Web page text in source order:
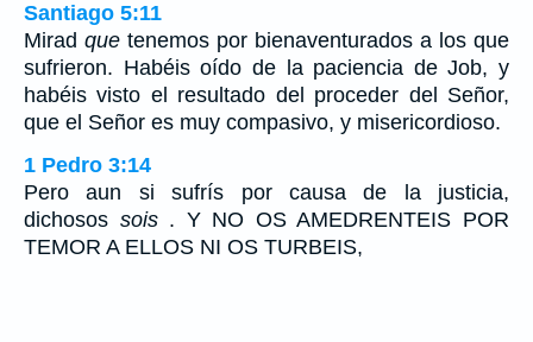
Santiago 5:11
Mirad que tenemos por bienaventurados a los que
sufrieron. Habéis oído de la paciencia de Job, y
habéis visto el resultado del proceder del Señor,
que el Señor es muy compasivo, y misericordioso.
1 Pedro 3:14
Pero aun si sufrís por causa de la justicia,
dichosos sois. Y NO OS AMEDRENTEIS POR
TEMOR A ELLOS NI OS TURBEIS,